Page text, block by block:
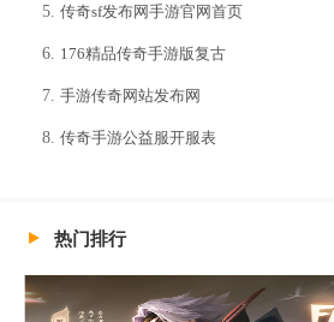
传奇sf发布网手游官网首页
176精品传奇手游版复古
手游传奇网站发布网
传奇手游公益服开服表
热门排行